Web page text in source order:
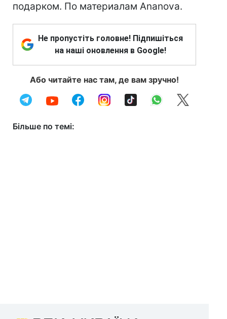
подарком. По материалам Ananova.
Не пропустіть головне! Підпишіться
на наші оновлення в Google!
Або читайте нас там, де вам зручно!
Більше по темі: